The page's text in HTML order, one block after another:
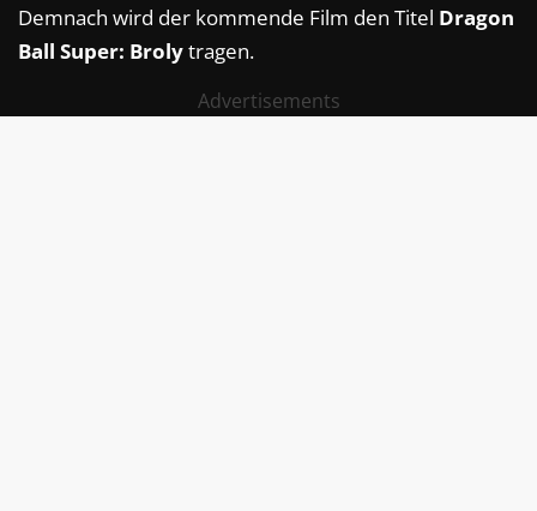
Demnach wird der kommende Film den Titel Dragon
Ball Super: Brolytragen.
Advertisements